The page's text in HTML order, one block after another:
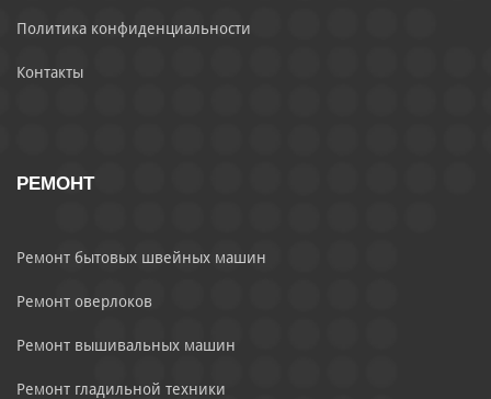
Политика конфиденциальности
Контакты
РЕМОНТ
Ремонт бытовых швейных машин
Ремонт оверлоков
Ремонт вышивальных машин
Ремонт гладильной техники